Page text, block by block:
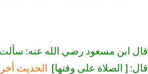
قال ابن مسعود رضي الله عنه:
قال: [ الصلاة على وقتها] الحديث